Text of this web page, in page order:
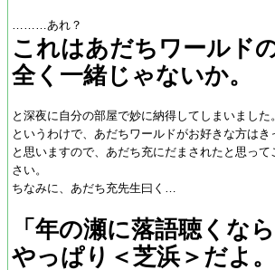
………あれ？
これはあだちワールド
全く一緒じゃないか。
と深夜に自分の部屋で妙に納得してしまいました。
というわけで、あだちワールドがお好きな方は
と思いますので、あだち充にだまされたと思っ
さい。
ちなみに、あだち充先生曰く…
「年の瀬に落語聴くなら
やっぱり＜芝浜＞だよ。